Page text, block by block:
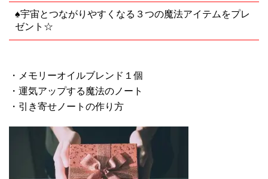
♠宇宙とつながりやすくなる３つの魔法アイテムをプレ
ゼント☆
・メモリーオイルブレンド１個
・運気アップする魔法のノート
・引き寄せノートの作り方